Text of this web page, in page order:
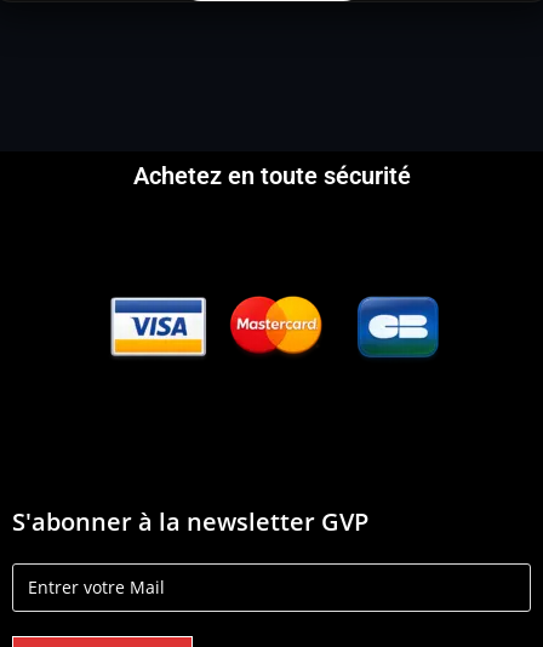
Achetez en toute sécurité
S'abonner à la newsletter GVP